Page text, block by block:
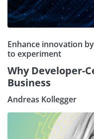
Enhance innovation
to experiment
Why Developer-
Business
Andreas Kollegger